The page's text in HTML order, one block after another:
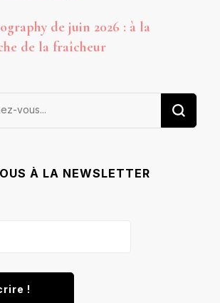
de juin 2026 : à la
de la fraîcheur
À LA NEWSLETTER